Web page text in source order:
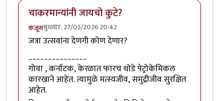
चाकरमान्यांनी जायचो कुटे?
कंजूसबुधवार, 27/05/2026 20:42
जत्रा उत्सवांना देणगी कोण देणार?
गोवा , कर्नाटक, केरळात फारच थोडे पेट्रोकेमिकल
कारखाने आहेत. त्यामुळे मत्स्यजीव, समुद्रीजीव सुरक्षित
आहेत.